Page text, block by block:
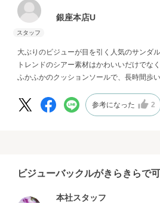
銀座本店U
大ぶりのビジューが目を引く人気のサンダル
トレンドのシアー素材はかわいいだけでな
ふかふかのクッションソールで、長時間歩
参考になった 2
ビジューバックルがきらきらで
本社スタッフ